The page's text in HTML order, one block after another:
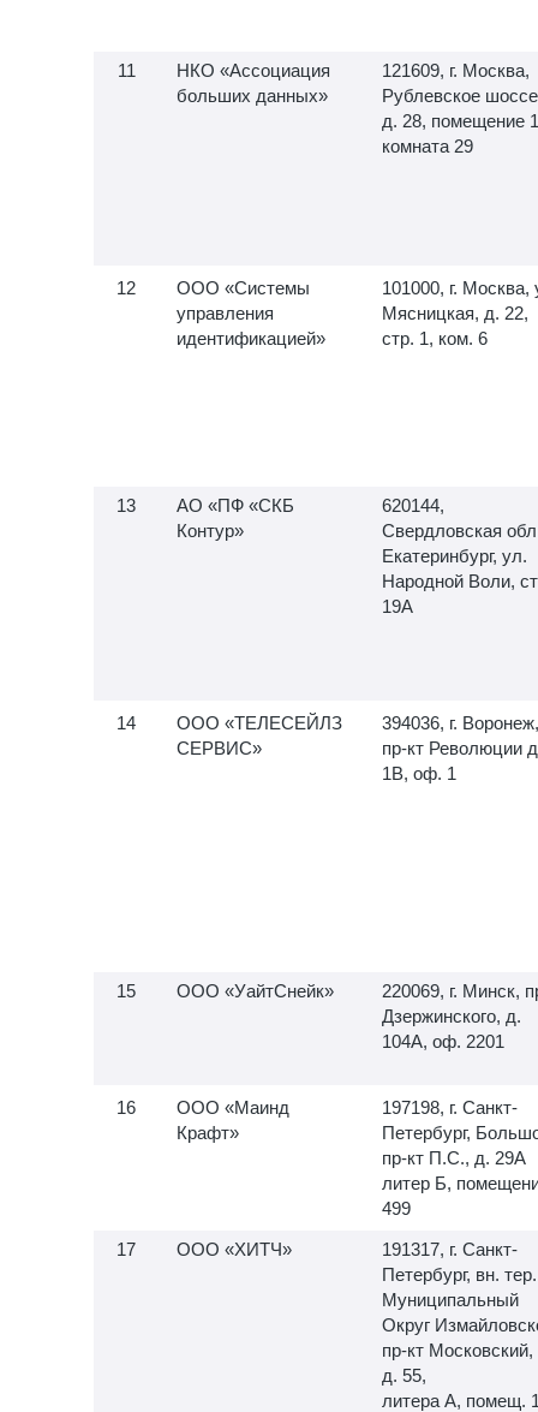
НКО «Ассоциация
больших данных»
121609, г. Москва,
Рублевское
д. 28, помещение
комната 29
ООО «Системы
управления
идентификацией»
101000, г. Москва,
Мясницкая, д. 22,
стр. 1, ком. 6
АО «ПФ «СКБ
Контур»
620144,
Свердловская
Екатеринбург, ул.
Народной Воли,
19А
ООО «ТЕЛЕСЕЙЛЗ
СЕРВИС»
394036, г. Воронеж,
пр-кт Революции
1В, оф. 1
ООО «УайтСнейк»
220069, г. Минск,
Дзержинского, д.
104А, оф. 2201
ООО «Маинд
Крафт»
197198, г. Санкт-
Петербург,
пр-кт П.С., д. 29А
литер Б,
499
ООО «ХИТЧ»
191317, г. Санкт-
Петербург, вн. тер.
Муниципальный
Округ
пр-кт Московский,
д. 55,
литера А, помещ.